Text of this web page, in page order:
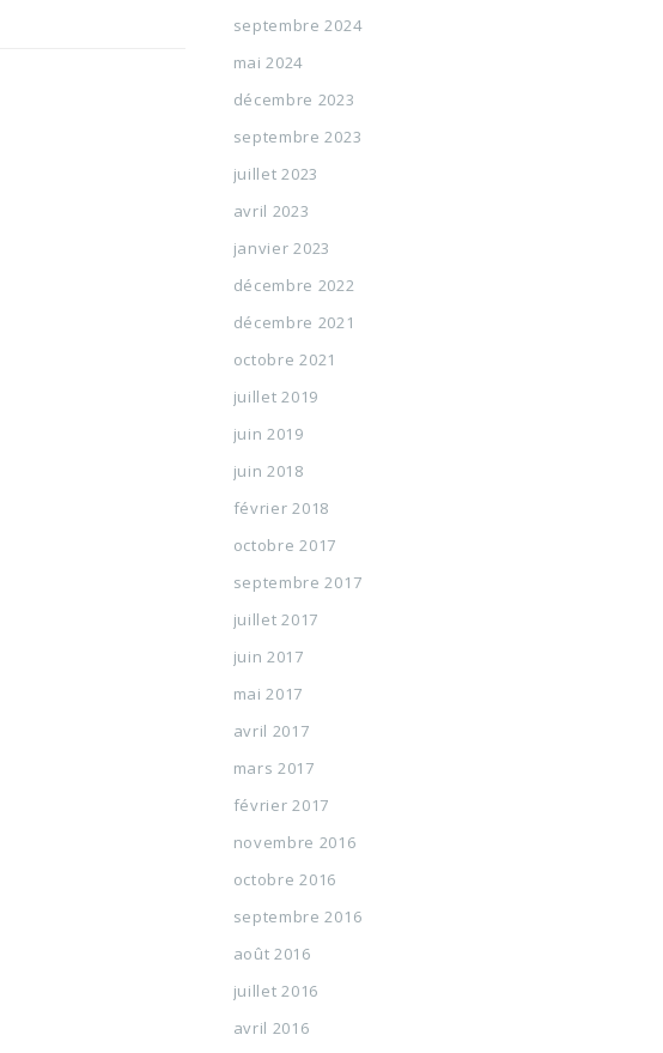
septembre 2024
mai 2024
décembre 2023
septembre 2023
juillet 2023
avril 2023
janvier 2023
décembre 2022
décembre 2021
octobre 2021
juillet 2019
juin 2019
juin 2018
février 2018
octobre 2017
septembre 2017
juillet 2017
juin 2017
mai 2017
avril 2017
mars 2017
février 2017
novembre 2016
octobre 2016
septembre 2016
août 2016
juillet 2016
avril 2016